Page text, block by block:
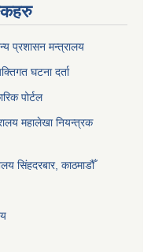
प्रशासन मन्त्रालय
घटना दर्ता
पोर्टल
महालेखा नियन्त्रक
सिंहदरबार, काठमाडौँ